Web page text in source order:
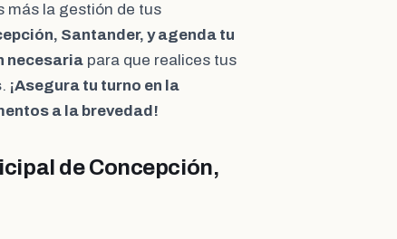
más la gestión de tus
Santander, y agenda tu
necesaria para que realices tus
. ¡Asegura tu turno en la
a la brevedad!
de Concepción,